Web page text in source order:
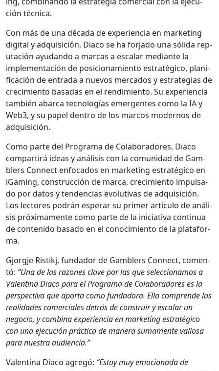
ción téc­ni­ca.
Con más de una déca­da de expe­ri­en­cia en mar­ket­ing
dig­i­tal y adquisi­ción, Dia­co se ha for­ja­do una sól­i­da rep­
utación ayu­dan­do a mar­cas a escalar medi­ante la
imple­mentación de posi­cionamien­to estratégi­co, plan­i­
fi­cación de entra­da a nuevos mer­ca­dos y estrate­gias de
crec­imien­to basadas en el rendimien­to. Su expe­ri­en­cia
tam­bién abar­ca tec­nologías emer­gentes como la IA y
Web3, y su papel den­tro de los mar­cos mod­er­nos de
adquisi­ción.
Como parte del Pro­gra­ma de Colab­o­radores, Dia­co
com­par­tirá ideas y análi­sis con la comu­nidad de Gam­
blers Con­nect enfo­ca­dos en mar­ket­ing estratégi­co en
iGam­ing, con­struc­ción de mar­ca, crec­imien­to impul­sa­
do por datos y ten­den­cias evo­lu­ti­vas de adquisi­ción.
Los lec­tores podrán esper­ar su primer artícu­lo de análi­
sis próx­i­ma­mente como parte de la ini­cia­ti­va con­tin­ua
de con­tenido basa­do en el conocimien­to de la platafor­
ma.
Gjorgje Ris­tikj, fun­dador de Gam­blers Con­nect, comen­
tó: “Una de las razones clave por las que selec­cionamos a
Valenti­na Dia­co para el Pro­gra­ma de Colab­o­radores es la
per­spec­ti­va que apor­ta como fun­dado­ra. Ella com­prende las
real­i­dades com­er­ciales detrás de con­stru­ir y escalar un
nego­cio, y com­bi­na expe­ri­en­cia en mar­ket­ing estratégi­co
con una eje­cu­ción prác­ti­ca de man­era suma­mente valiosa
para nues­tra audi­en­cia.”
Valenti­na Dia­co agregó: “Estoy muy emo­ciona­da de